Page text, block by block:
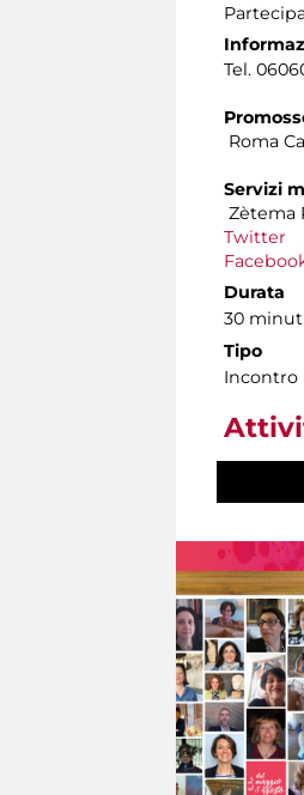
Tel.
Roma
Servizi
Zètema
Twitter
Durata
30
Tipo
Incontro